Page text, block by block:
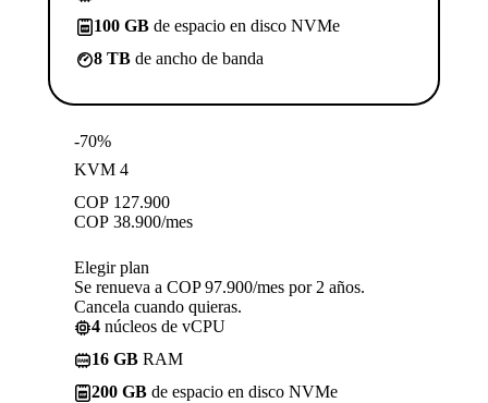
100 GB de espacio en disco NVMe
8 TB de ancho de banda
-70%
KVM 4
COP 127.900
COP 38.900/mes
Elegir plan
Se renueva a COP 97.900/mes por 2 años.
Cancela cuando quieras.
4 núcleos de vCPU
16 GB RAM
200 GB de espacio en disco NVMe